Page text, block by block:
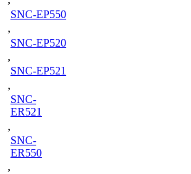
SNC-EP550
,
SNC-EP520
,
SNC-EP521
,
SNC-
ER521
,
SNC-
ER550
,